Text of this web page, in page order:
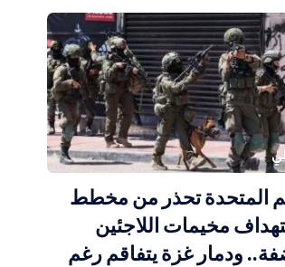
المتحدة تحذر من مخطط
مخيمات اللاجئين
ودمار غزة يتفاقم رغم